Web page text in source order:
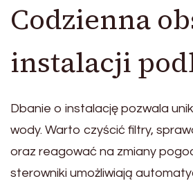
Codzienna
instalacji
Dbanie o instalację pozwala
wody. Warto czyścić filtry,
oraz reagować na zmiany
sterowniki umożliwiają